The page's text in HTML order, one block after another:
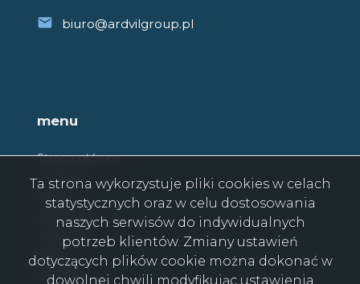
biuro@ardvilgroup.pl
menu
Strona główna
O firmie
Oferty
Zgłoszenia
Ulubione
Blog
Kontakt
Ta strona wykorzystuje pliki cookies w celach
statystycznych oraz w celu dostosowania
naszych serwisów do indywidualnych
potrzeb klientów. Zmiany ustawień
dotyczących plików cookie można dokonać w
dowolnej chwili modyfikując ustawienia